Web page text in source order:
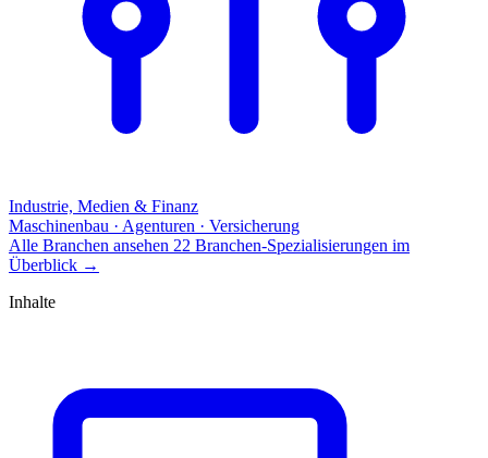
Industrie, Medien & Finanz
Maschinenbau · Agenturen · Versicherung
Alle Branchen ansehen 22 Branchen-Spezialisierungen im
Überblick →
Inhalte